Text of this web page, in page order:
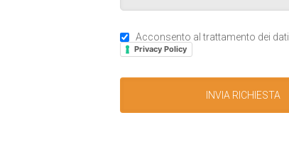
Acconsento al trattamento dei dati |
Privacy Policy